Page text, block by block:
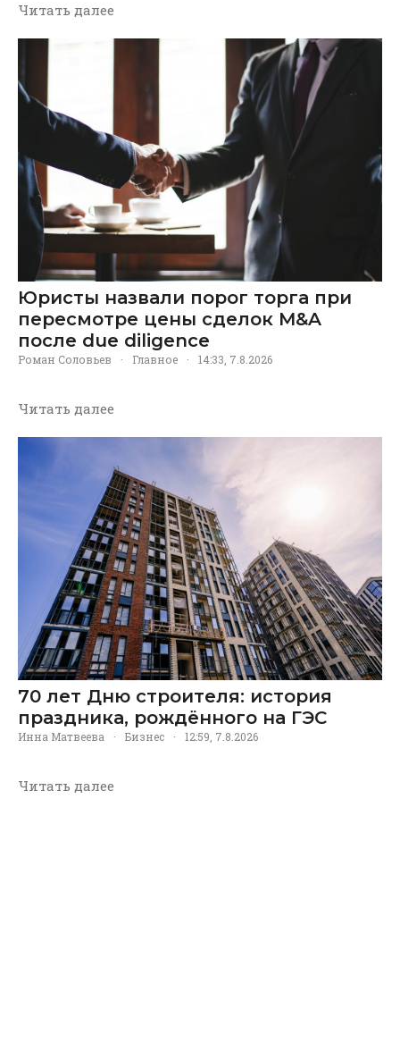
Читать далее
Юристы назвали порог торга при
пересмотре цены сделок M&A
после due diligence
Роман Соловьев · Главное · 14:33, 7.8.2026
Читать далее
70 лет Дню строителя: история
праздника, рождённого на ГЭС
Инна Матвеева · Бизнес · 12:59, 7.8.2026
Читать далее